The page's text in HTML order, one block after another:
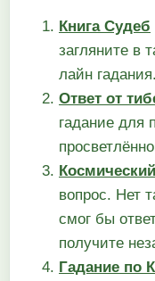
Книга Судеб
загляните в
лайн
Ответ от
гадание для
вопрос. Нет
смог бы
получите
Гадание по